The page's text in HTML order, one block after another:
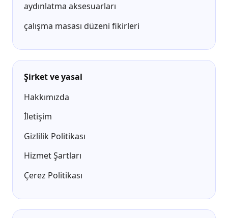
aydınlatma aksesuarları
çalışma masası düzeni fikirleri
Şirket ve yasal
Hakkımızda
İletişim
Gizlilik Politikası
Hizmet Şartları
Çerez Politikası